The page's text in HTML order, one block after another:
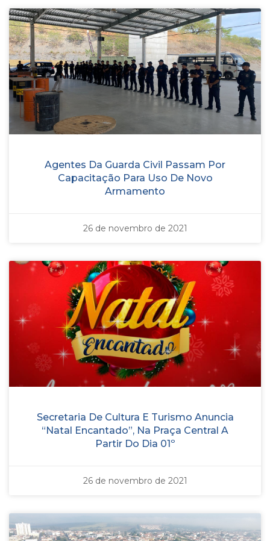
Agentes Da Guarda Civil Passam Por
Capacitação Para Uso De Novo
Armamento
26 de novembro de 2021
Secretaria De Cultura E Turismo Anuncia
“Natal Encantado”, Na Praça Central A
Partir Do Dia 01º
26 de novembro de 2021